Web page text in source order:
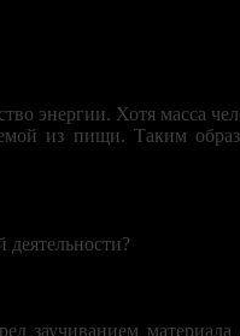
энергии. Хотя масса
из пищи. Таким
заучиванием